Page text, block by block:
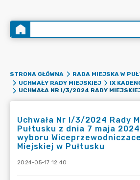
STRONA GŁÓWNA
RADA MIEJSKA W
UCHWAŁY RADY MIEJSKIEJ
IX
Uchwała Nr I/3/2024 Rady
Pułtusku z dnia 7 maja
wyboru
Miejskiej w Pułtusku
2024-05-17 12:40